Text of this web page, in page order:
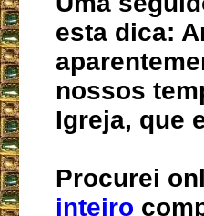
esta dica:
nossos
Igreja, que
Procurei
inteiro